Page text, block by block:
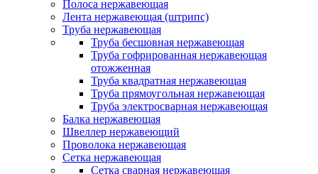
Полоса нержавеющая
Лента нержавеющая (штрипс)
Труба нержавеющая
Труба бесшовная нержавеющая
Труба гофрированная нержавеющая
отожженная
Труба квадратная нержавеющая
Труба прямоугольная нержавеющая
Труба электросварная нержавеющая
Балка нержавеющая
Швеллер нержавеющий
Проволока нержавеющая
Сетка нержавеющая
Сетка сварная нержавеющая